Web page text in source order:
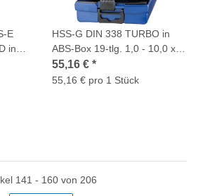
E
in
HSS-G DIN 338 TURBO in
ABS-Box 19-tlg. 1,0 - 10,0 x
0,5 mm stg. KG10-TCR
55,16 € *
55,16 € pro 1 Stück
141 - 160 von 206